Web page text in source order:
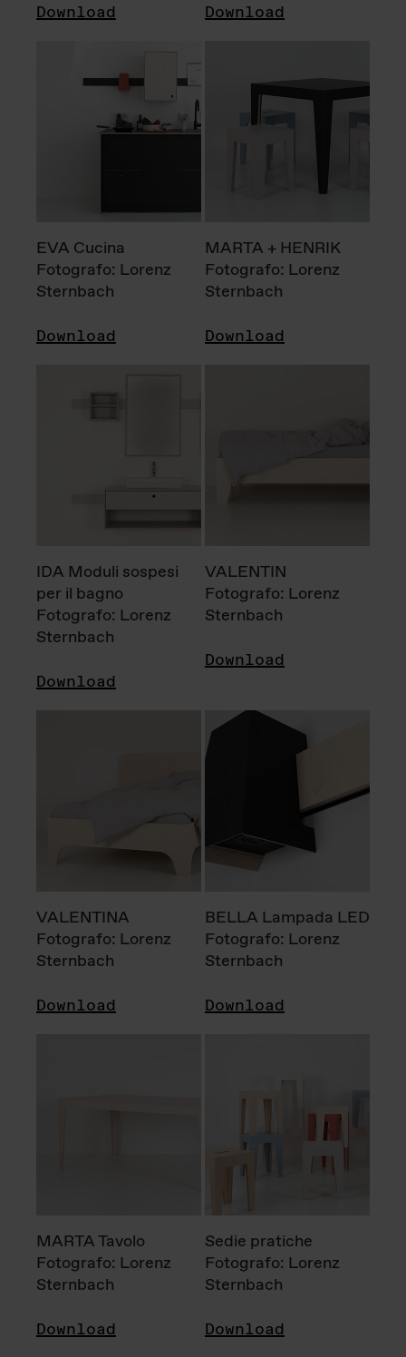
Download Download
EVA Cucina
Fotografo: Lorenz
Sternbach
Download
MARTA + HENRIK
Fotografo: Lorenz
Sternbach
Download
IDA Moduli sospesi
per il bagno
Fotografo: Lorenz
Sternbach
Download
VALENTIN
Fotografo: Lorenz
Sternbach
Download
VALENTINA
Fotografo: Lorenz
Sternbach
Download
BELLA Lampada LED
Fotografo: Lorenz
Sternbach
Download
MARTA Tavolo
Fotografo: Lorenz
Sternbach
Download
Sedie pratiche
Fotografo: Lorenz
Sternbach
Download